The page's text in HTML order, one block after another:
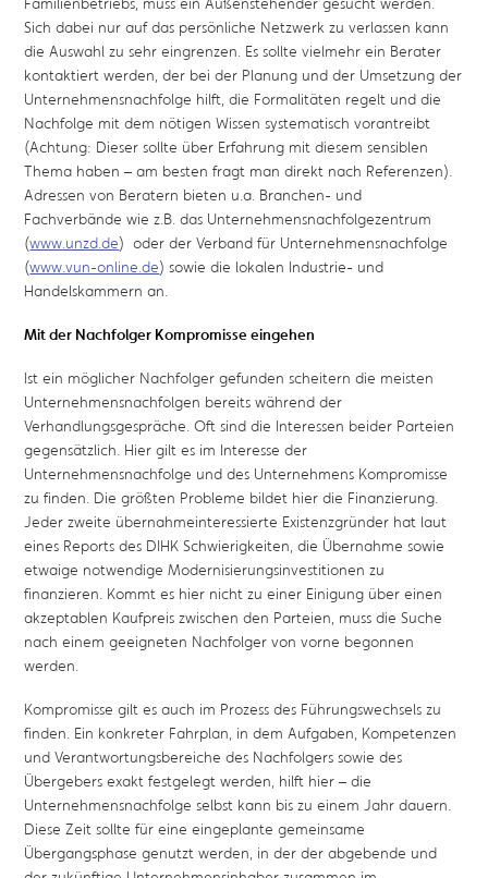
Sich dabei nur auf das persönliche Netzwerk zu verlassen kann
die Auswahl zu sehr eingrenzen. Es sollte vielmehr ein Berater
kontaktiert werden, der bei der Planung und der Umsetzung der
Unternehmensnachfolge hilft, die Formalitäten regelt und die
Nachfolge mit dem nötigen Wissen systematisch vorantreibt
(Achtung: Dieser sollte über Erfahrung mit diesem sensiblen
Thema haben – am besten fragt man direkt nach Referenzen).
Adressen von Beratern bieten u.a. Branchen- und
Fachverbände wie z.B. das Unternehmensnachfolgezentrum
(www.unzd.de) oder der Verband für Unternehmensnachfolge
(www.vun-online.de) sowie die lokalen Industrie- und
Handelskammern an.
Mit der Nachfolger Kompromisse eingehen
Ist ein möglicher Nachfolger gefunden scheitern die meisten
Unternehmensnachfolgen bereits während der
Verhandlungsgespräche. Oft sind die Interessen beider Parteien
gegensätzlich. Hier gilt es im Interesse der
Unternehmensnachfolge und des Unternehmens Kompromisse
zu finden. Die größten Probleme bildet hier die Finanzierung.
Jeder zweite übernahmeinteressierte Existenzgründer hat laut
eines Reports des DIHK Schwierigkeiten, die Übernahme sowie
etwaige notwendige Modernisierungsinvestitionen zu
finanzieren. Kommt es hier nicht zu einer Einigung über einen
akzeptablen Kaufpreis zwischen den Parteien, muss die Suche
nach einem geeigneten Nachfolger von vorne begonnen
werden.
Kompromisse gilt es auch im Prozess des Führungswechsels zu
finden. Ein konkreter Fahrplan, in dem Aufgaben, Kompetenzen
und Verantwortungsbereiche des Nachfolgers sowie des
Übergebers exakt festgelegt werden, hilft hier – die
Unternehmensnachfolge selbst kann bis zu einem Jahr dauern.
Diese Zeit sollte für eine eingeplante gemeinsame
Übergangsphase genutzt werden, in der der abgebende und